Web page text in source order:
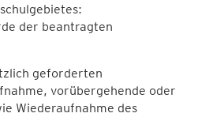
der beantragten
geforderten
vorübergehende oder
Wiederaufnahme des